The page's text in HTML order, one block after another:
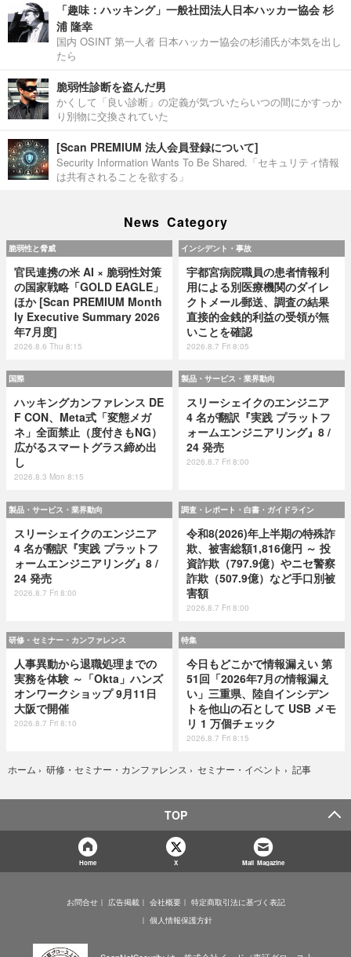
「趣味：ハッキング」一般社団法人日本ハッカー協会 杉
浦 隆幸
国内 OSINT 第一人者 日本ハッカー協会の杉浦氏が本気を出し
たら
脆弱性診断を盗んだ男
かくして「良い診断」の定義が気づいたらいつの間にかすっか
り別物に交換されていた
[Scan PREMIUM 法人会員登録について]
Security Information Wants To Be Shared.「セキュリティ情報
は共有されることを欲する」
News Category
脆弱性と脅威
官民連携の米 AI × 脆弱性対策
の国家戦略「GOLD EAGLE」
ほか [Scan PREMIUM Month
ly Executive Summary 2026
年7月度]
2026.8.6 Thu 8:15
インシデント・事故
宇都宮病院職員の患者情報利
用による別医療機関のダイレ
クトメール郵送、調査の結果
直接的金銭的利益の受領が無
いことを確認
2026.8.7 Fri 8:05
国際
ハッキングカンファレンス DE
F CON、Meta式「変態メガ
ネ」全面禁止（度付きもNG）
広がるスマートグラス締め出
し
2026.8.3 Mon 8:15
製品・サービス・業界動向
スリーシェイクのエンジニア
4 名が翻訳『実践 プラットフ
ォームエンジニアリング』8 /
24 発売
2026.8.7 Fri 8:00
製品・サービス・業界動向
スリーシェイクのエンジニア
4 名が翻訳『実践 プラットフ
ォームエンジニアリング』8 /
24 発売
2026.8.7 Fri 8:00
調査・レポート・白書・ガイドライン
令和8(2026)年上半期の特殊詐
欺、被害総額1,816億円 ～ 投
資詐欺（797.9億）やニセ警察
詐欺（507.9億）など手口別被
害額
2026.8.7 Fri 8:00
研修・セミナー・カンファレンス
人事異動から退職処理までの
実務を体験 ～「Okta」ハンズ
オンワークショップ 9月11日
大阪で開催
2026.8.7 Fri 8:10
特集
今日もどこかで情報漏えい 第
51回「2026年7月の情報漏え
い」三重県、陸自インシデン
トを他山の石として USB メモ
リ 1 万個チェック
2026.8.7 Fri 8:15
ホーム › 研修・セミナー・カンファレンス › セミナー・イベント › 記事
TOP
Home X Mail Magazine
お問合せ 広告掲載 会社概要
特定商取引法に基づく表記
個人情報保護方針